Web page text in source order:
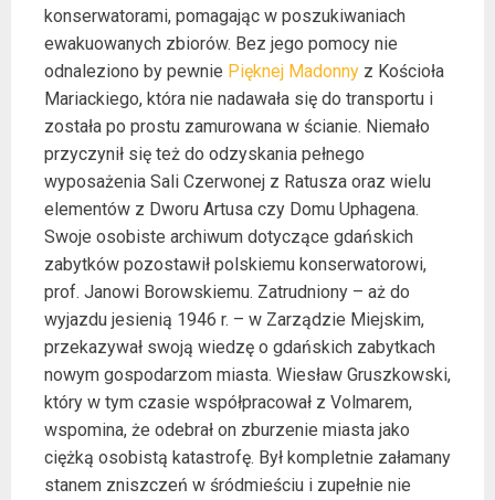
konserwatorami, pomagając w poszukiwaniach
ewakuowanych zbiorów. Bez jego pomocy nie
odnaleziono by pewnie Pięknej Madonny z Kościoła
Mariackiego, która nie nadawała się do transportu i
została po prostu zamurowana w ścianie. Niemało
przyczynił się też do odzyskania pełnego
wyposażenia Sali Czerwonej z Ratusza oraz wielu
elementów z Dworu Artusa czy Domu Uphagena.
Swoje osobiste archiwum dotyczące gdańskich
zabytków pozostawił polskiemu konserwatorowi,
prof. Janowi Borowskiemu. Zatrudniony – aż do
wyjazdu jesienią 1946 r. – w Zarządzie Miejskim,
przekazywał swoją wiedzę o gdańskich zabytkach
nowym gospodarzom miasta. Wiesław Gruszkowski,
który w tym czasie współpracował z Volmarem,
wspomina, że odebrał on zburzenie miasta jako
ciężką osobistą katastrofę. Był kompletnie załamany
stanem zniszczeń w śródmieściu i zupełnie nie